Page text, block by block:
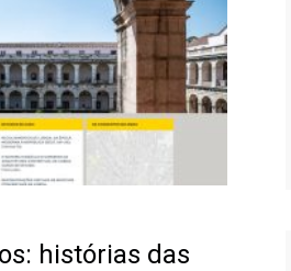
histórias das